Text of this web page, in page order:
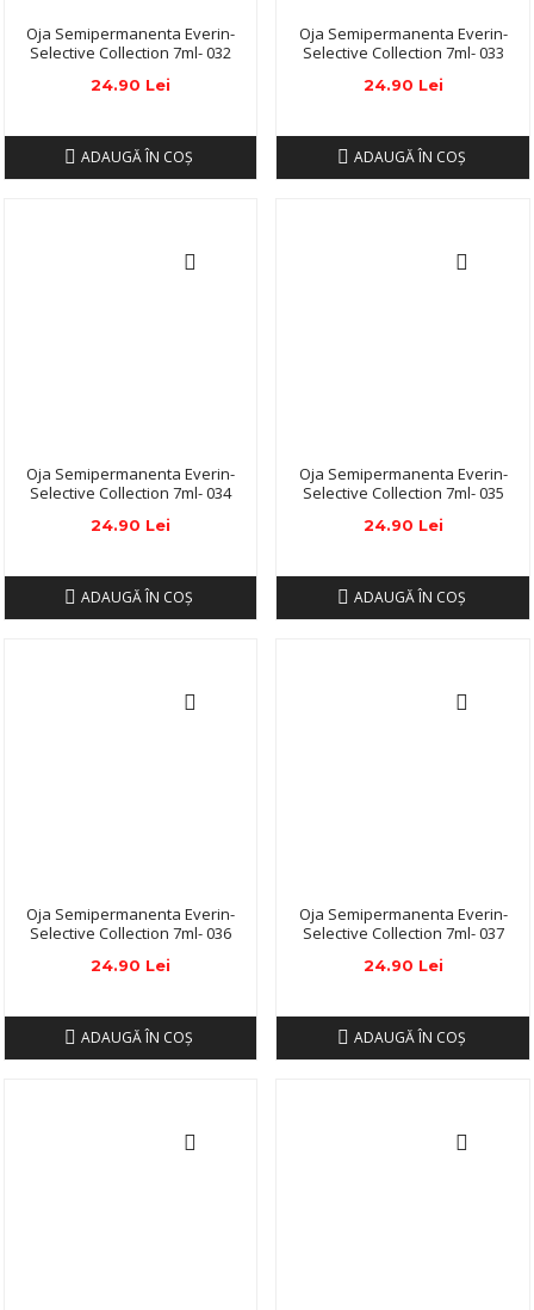
Oja Semipermanenta Everin-
Selective Collection 7ml- 032
24.90 Lei
ADAUGĂ ÎN COŞ
Oja Semipermanenta Everin-
Selective Collection 7ml- 033
24.90 Lei
ADAUGĂ ÎN COŞ
Oja Semipermanenta Everin-
Selective Collection 7ml- 034
24.90 Lei
ADAUGĂ ÎN COŞ
Oja Semipermanenta Everin-
Selective Collection 7ml- 035
24.90 Lei
ADAUGĂ ÎN COŞ
Oja Semipermanenta Everin-
Selective Collection 7ml- 036
24.90 Lei
ADAUGĂ ÎN COŞ
Oja Semipermanenta Everin-
Selective Collection 7ml- 037
24.90 Lei
ADAUGĂ ÎN COŞ